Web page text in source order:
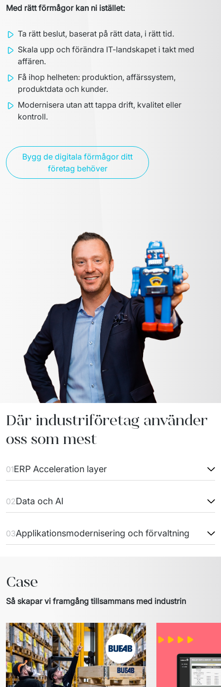
Med rätt förmågor kan ni istället:
Ta rätt beslut, baserat på rätt data, i rätt tid.
Skala upp och förändra IT-landskapet i takt med
affären.
Få ihop helheten: produktion, affärssystem,
produktdata och kunder.
Modernisera utan att tappa drift, kvalitet eller
kontroll.
Bygg de digitala förmågor ditt
företag behöver
Där industriföretag använder
oss som mest
01ERP Acceleration layer
02Data och AI
03Applikationsmodernisering och förvaltning
Case
Så skapar vi framgång tillsammans med industrin